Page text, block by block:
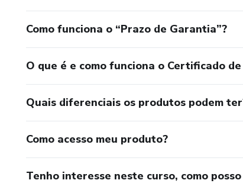
Como funciona o “Prazo de Garantia”?
O que é e como funciona o Certificado
Quais diferenciais os produtos podem
Como acesso meu produto?
Tenho interesse neste curso, como